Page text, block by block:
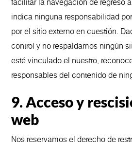
indica ninguna responsabilidad
por el sitio externo en cuestión.
control y no respaldamos ningún
esté vinculado el nuestro,
responsables del contenido de
9. Acceso y
web
Nos reservamos el derecho de